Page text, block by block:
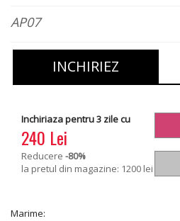
AP07
INCHIRIEZ
Inchiriaza pentru 3 zile cu
240 Lei
Reducere -80%
la pretul din magazine: 1200 lei
Marime: